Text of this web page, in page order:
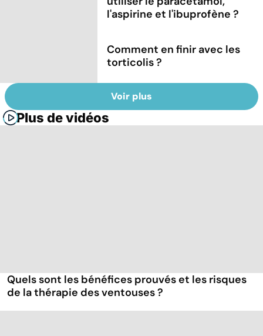
l'aspirine et l'ibuprofène ?
Comment en finir avec les
torticolis ?
Voir plus
Plus de vidéos
Quels sont les bénéfices prouvés et les risques
de la thérapie des ventouses ?